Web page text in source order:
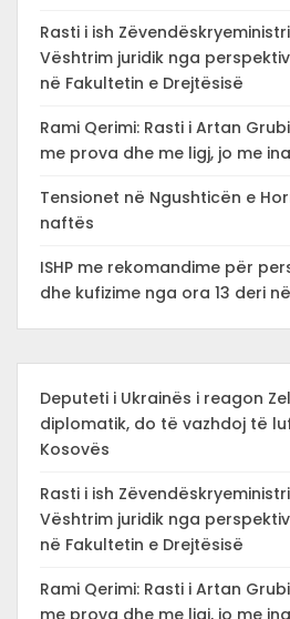
Rasti i ish
Vështrim juridik nga
në Fakultetin e Drejtësisë
Rami Qerimi: Rasti i Artan
me prova dhe me ligj, jo me
Tensionet në Ngushticën e
naftës
ISHP me rekomandime për
dhe kufizime nga ora 13 deri në
Deputeti i Ukrainës i reagon
diplomatik, do të vazhdoj të
Kosovës
Rasti i ish
Vështrim juridik nga
në Fakultetin e Drejtësisë
Rami Qerimi: Rasti i Artan
me prova dhe me ligj, jo me